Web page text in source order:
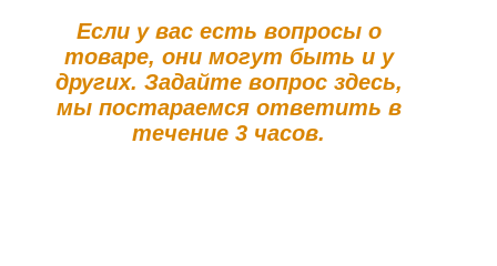
Если у вас есть вопросы о
товаре, они могут быть и у
других. Задайте вопрос здесь,
мы постараемся ответить в
течение 3 часов.